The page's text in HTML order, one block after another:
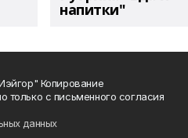
напитки"
Копирование
только с письменного согласия
данных